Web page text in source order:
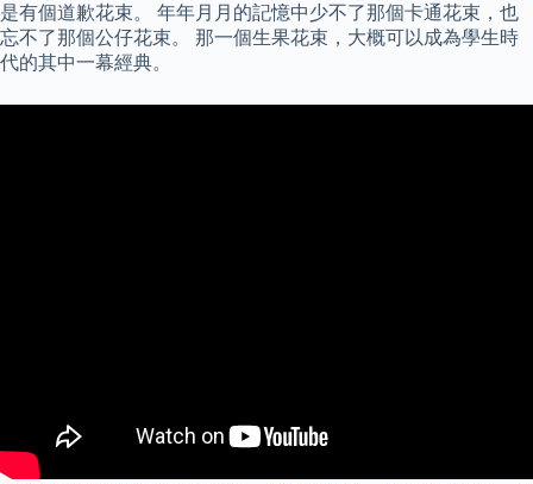
是有個道歉花束。 年年月月的記憶中少不了那個卡通花束，也
忘不了那個公仔花束。 那一個生果花束，大概可以成為學生時
代的其中一幕經典。